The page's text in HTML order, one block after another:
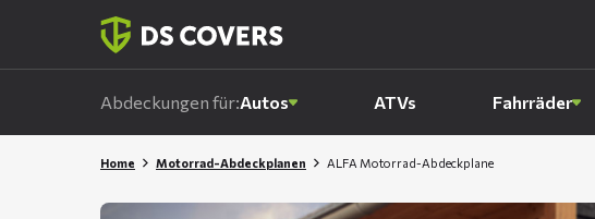
Abdeckungen für:Autos ATVs Fahrräder
Home Motorrad-Abdeckplanen ALFA Motorrad-Abdeckplane